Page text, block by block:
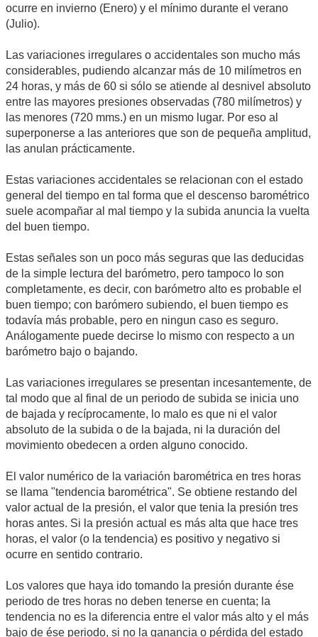
ocurre en invierno (Enero) y el mínimo durante el verano
(Julio).
Las variaciones irregulares o accidentales son mucho más
considerables, pudiendo alcanzar más de 10 milímetros en
24 horas, y más de 60 si sólo se atiende al desnivel absoluto
entre las mayores presiones observadas (780 milímetros) y
las menores (720 mms.) en un mismo lugar. Por eso al
superponerse a las anteriores que son de pequeña amplitud,
las anulan prácticamente.
Estas variaciones accidentales se relacionan con el estado
general del tiempo en tal forma que el descenso barométrico
suele acompañar al mal tiempo y la subida anuncia la vuelta
del buen tiempo.
Estas señales son un poco más seguras que las deducidas
de la simple lectura del barómetro, pero tampoco lo son
completamente, es decir, con barómetro alto es probable el
buen tiempo; con barómero subiendo, el buen tiempo es
todavía más probable, pero en ningun caso es seguro.
Análogamente puede decirse lo mismo con respecto a un
barómetro bajo o bajando.
Las variaciones irregulares se presentan incesantemente, de
tal modo que al final de un periodo de subida se inicia uno
de bajada y recíprocamente, lo malo es que ni el valor
absoluto de la subida o de la bajada, ni la duración del
movimiento obedecen a orden alguno conocido.
El valor numérico de la variación barométrica en tres horas
se llama "tendencia barométrica". Se obtiene restando del
valor actual de la presión, el valor que tenia la presión tres
horas antes. Si la presión actual es más alta que hace tres
horas, el valor (o la tendencia) es positivo y negativo si
ocurre en sentido contrario.
Los valores que haya ido tomando la presión durante ése
periodo de tres horas no deben tenerse en cuenta; la
tendencia no es la diferencia entre el valor más alto y el más
bajo de ése periodo, si no la ganancia o pérdida del estado